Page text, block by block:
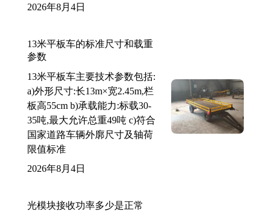
2026年8月4日
13米平板车的标准尺寸和载重
参数
13米平板车主要技术参数包括:
a)外形尺寸:长13m×宽2.45m,栏
板高55cm b)承载能力:标载30-
35吨,最大允许总重49吨 c)符合
国家道路车辆外廓尺寸及轴荷
限值标准
2026年8月4日
光模块接收功率多少是正常